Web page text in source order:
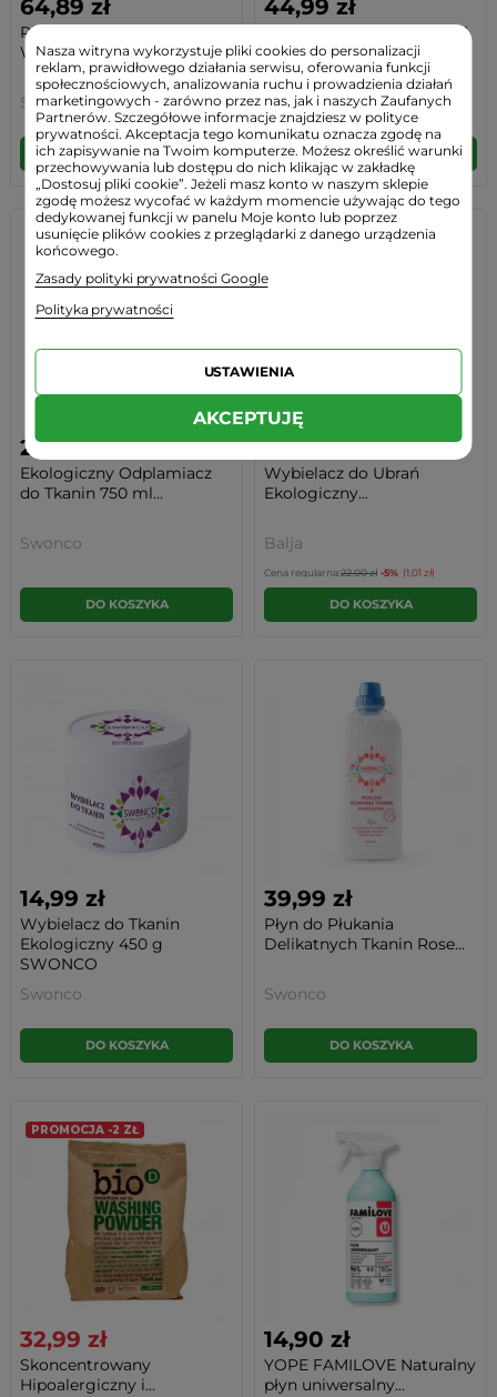
64,89 zł
Płyn do Prania Formuła 3:1
Wydajny Lawenda...
Swonco
DO KOSZYKA
44,99 zł
Chloryn Sodu MMS 100 ml
NaClO2 Biomus
Biomus
DO KOSZYKA
24,99 zł
Ekologiczny Odplamiacz
do Tkanin 750 ml...
Swonco
DO KOSZYKA
20,99 zł
Wybielacz do Ubrań
Ekologiczny...
Balja
Cena regularna:22,00 zł -5% (1,01 zł)
DO KOSZYKA
14,99 zł
Wybielacz do Tkanin
Ekologiczny 450 g
SWONCO
Swonco
DO KOSZYKA
39,99 zł
Płyn do Płukania
Delikatnych Tkanin Rose...
Swonco
DO KOSZYKA
PROMOCJA -2 ZŁ
32,99 zł
Skoncentrowany
Hipoalergiczny i...
14,90 zł
YOPE FAMILOVE Naturalny
płyn uniwersalny...
Nasza witryna wykorzystuje pliki cookies do personalizacji
reklam, prawidłowego działania serwisu, oferowania funkcji
społecznościowych, analizowania ruchu i prowadzienia działań
marketingowych - zarówno przez nas, jak i naszych Zaufanych
Partnerów. Szczegółowe informacje znajdziesz w polityce
prywatności. Akceptacja tego komunikatu oznacza zgodę na
ich zapisywanie na Twoim komputerze. Możesz określić warunki
przechowywania lub dostępu do nich klikając w zakładkę
„Dostosuj pliki cookie”. Jeżeli masz konto w naszym sklepie
zgodę możesz wycofać w każdym momencie używając do tego
dedykowanej funkcji w panelu Moje konto lub poprzez
usunięcie plików cookies z przeglądarki z danego urządzenia
końcowego.
Zasady polityki prywatności Google
Polityka prywatności
USTAWIENIA
AKCEPTUJĘ